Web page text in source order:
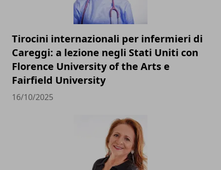
Tirocini internazionali per infermieri di
Careggi: a lezione negli Stati Uniti con
Florence University of the Arts e
Fairfield University
16/10/2025